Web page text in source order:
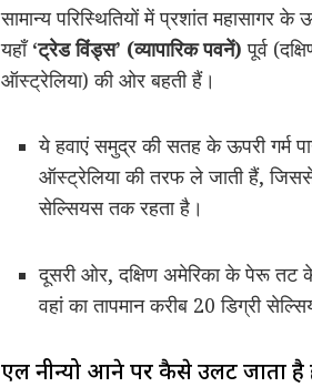
सामान्य परिस्थितियों में प्रशांत महासागर
यहाँ‘ट्रेड विंड्स’ (व्यापारिक पवनें) पूर्व
ऑस्ट्रेलिया) की ओर बहती हैं।
ये हवाएं समुद्र की सतह के ऊपरी गर्म
ऑस्ट्रेलिया की तरफ ले जाती हैं, जिससे
सेल्सियस तक रहता है।
दूसरी ओर, दक्षिण अमेरिका के पेरू
वहां का तापमान करीब 20 डिग्री
एल नीन्यो आने पर कैसे उलट जाता है